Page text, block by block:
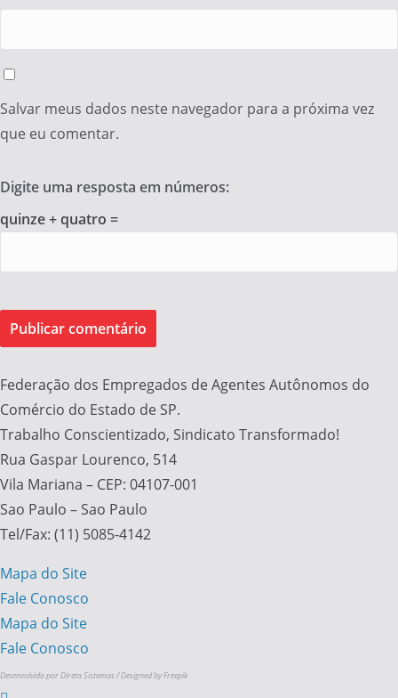
Salvar meus dados neste navegador para a próxima vez
que eu comentar.
Digite uma resposta em números:
quinze + quatro =
Federação dos Empregados de Agentes Autônomos do
Comércio do Estado de SP.
Trabalho Conscientizado, Sindicato Transformado!
Rua Gaspar Lourenco, 514
Vila Mariana – CEP: 04107-001
Sao Paulo – Sao Paulo
Tel/Fax: (11) 5085-4142
Mapa do Site
Fale Conosco
Mapa do Site
Fale Conosco
Desenvolvido por Direta Sistemas /Designed by Freepik